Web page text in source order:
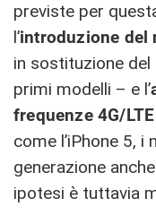
previste per
l’introduzione del
in sostituzione
primi modelli – e l’
frequenze 4G/LTE
come l’iPhone 5,
generazione
ipotesi è tuttavia